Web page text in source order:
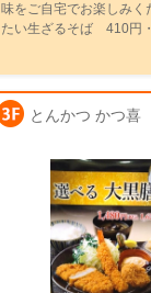
味をご自宅でお楽しみく
たい生ざるそば 410円
とんかつ かつ喜